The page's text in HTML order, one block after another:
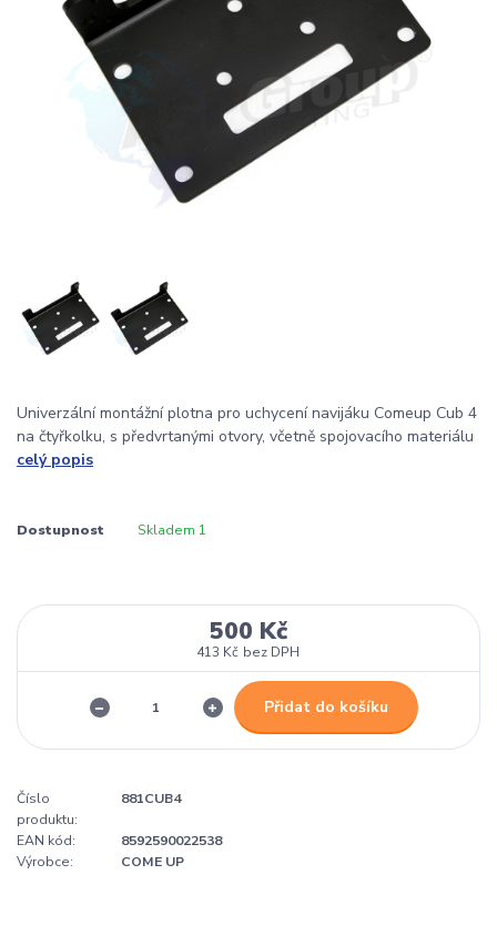
Univerzální montážní plotna pro uchycení navijáku Comeup Cub 4
na čtyřkolku, s předvrtanými otvory, včetně spojovacího materiálu
celý popis
Dostupnost Skladem 1
500 Kč
413 Kč bez DPH
Přidat do košíku
Číslo
produktu:
881CUB4
EAN kód:
8592590022538
Výrobce:
COME UP